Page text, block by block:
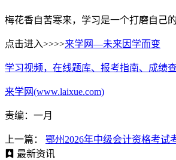
梅花香自苦寒来，学习是一个打磨自己
点击进入>>>>来学网—未来因学而变
学习视频，在线题库、报考指南、成绩
来学网(www.laixue.com)
责编：一月
上一篇：
鄂州2026年中级会计资格考试
最新资讯